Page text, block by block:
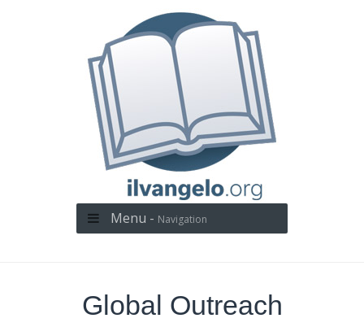
Menu - Navigation
Global Outreach